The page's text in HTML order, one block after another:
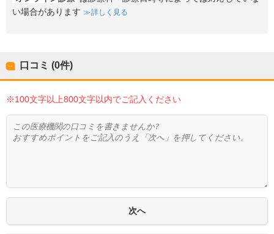
い場合があります
詳しく見る
口コミ (0件)
※100文字以上800文字以内でご記入ください